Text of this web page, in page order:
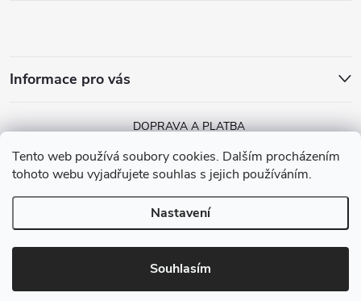
Tento web používá soubory cookies. Dalším procházením
tohoto webu vyjadřujete souhlas s jejich používáním.
Nastavení
Souhlasím
Informace pro vás
DOPRAVA A PLATBA